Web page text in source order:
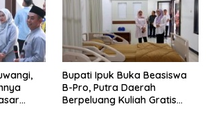
Bupati Ipuk Buka Beasiswa
B-Pro, Putra Daerah
Berpeluang Kuliah Gratis